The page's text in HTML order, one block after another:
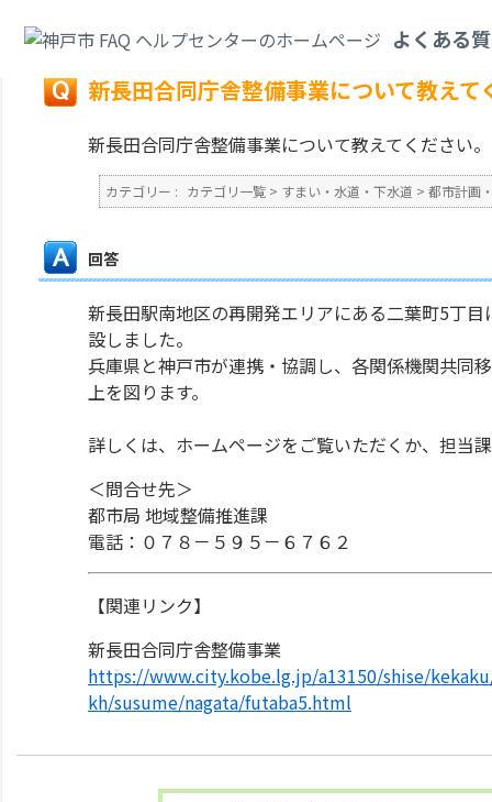
よくある
戻る
新長田合同庁舎整備事業について教えて
新長田合同庁舎整備事業について教えてください。
カテゴリー : カテゴリ一覧 > すまい・水道・下水道 > 都市計画
回答
新長田駅南地区の再開発エリアにある二葉町5丁
設しました。
兵庫県と神戸市が連携・協調し、各関係機関共同
上を図ります。
詳しくは、ホームページをご覧いただくか、担当
＜問合せ先＞
都市局 地域整備推進課
電話：０７８－５９５－６７６２
【関連リンク】
新長田合同庁舎整備事業
https://www.city.kobe.lg.jp/a13150/shise/
kh/susume/nagata/futaba5.html